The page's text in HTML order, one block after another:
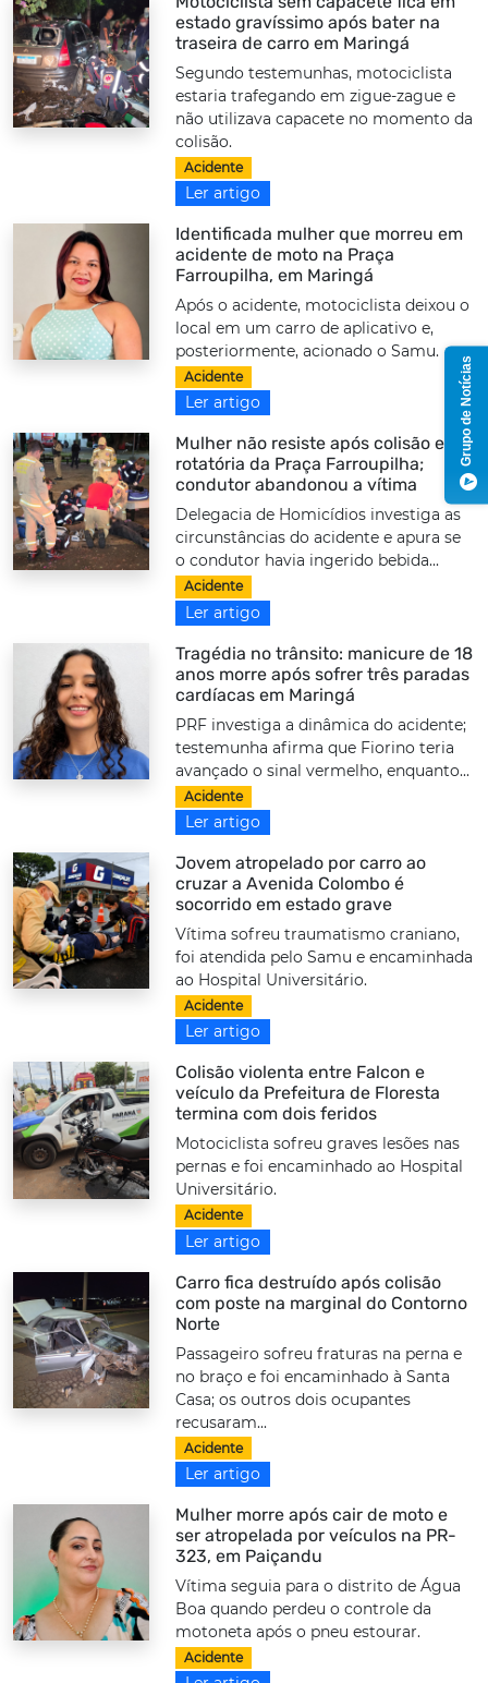
estado gravíssimo após bater na
traseira de carro em Maringá
Segundo testemunhas, motociclista
estaria trafegando em zigue-zague e
não utilizava capacete no momento da
colisão.
Acidente
Ler artigo
Identificada mulher que morreu em
acidente de moto na Praça
Farroupilha, em Maringá
Após o acidente, motociclista deixou o
local em um carro de aplicativo e,
posteriormente, acionado o Samu.
Acidente
Ler artigo
Mulher não resiste após colisão em
rotatória da Praça Farroupilha;
condutor abandonou a vítima
Delegacia de Homicídios investiga as
circunstâncias do acidente e apura se
o condutor havia ingerido bebida...
Acidente
Ler artigo
Tragédia no trânsito: manicure de 18
anos morre após sofrer três paradas
cardíacas em Maringá
PRF investiga a dinâmica do acidente;
testemunha afirma que Fiorino teria
avançado o sinal vermelho, enquanto...
Acidente
Ler artigo
Jovem atropelado por carro ao
cruzar a Avenida Colombo é
socorrido em estado grave
Vítima sofreu traumatismo craniano,
foi atendida pelo Samu e encaminhada
ao Hospital Universitário.
Acidente
Ler artigo
Colisão violenta entre Falcon e
veículo da Prefeitura de Floresta
termina com dois feridos
Motociclista sofreu graves lesões nas
pernas e foi encaminhado ao Hospital
Universitário.
Acidente
Ler artigo
Carro fica destruído após colisão
com poste na marginal do Contorno
Norte
Passageiro sofreu fraturas na perna e
no braço e foi encaminhado à Santa
Casa; os outros dois ocupantes
recusaram...
Acidente
Ler artigo
Mulher morre após cair de moto e
ser atropelada por veículos na PR-
323, em Paiçandu
Vítima seguia para o distrito de Água
Boa quando perdeu o controle da
motoneta após o pneu estourar.
Acidente
Grupo de Notícias